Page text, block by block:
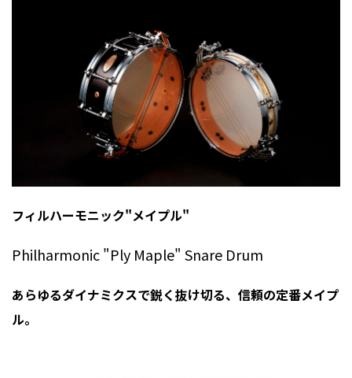
フィルハーモニック"メイプル"
Philharmonic "Ply Maple" Snare Drum
あらゆるダイナミクスで鋭く抜け切る、信頼の定番メイプ
ル。